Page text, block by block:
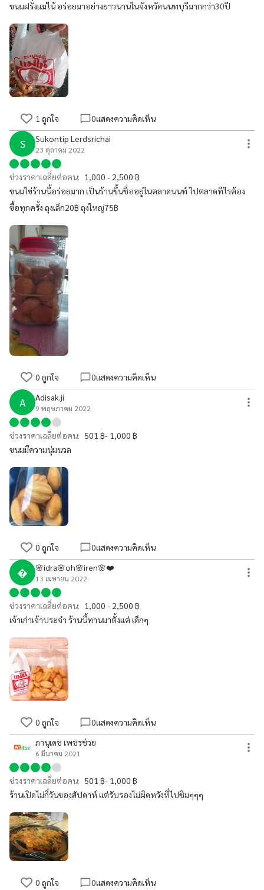
ขนมฝรั่งแม่ไน้ อร่อยมาอย่างยาวนานในจังหวัดนนทบุรีมากกว่า30ปี
1 ถูกใจ 0แสดงความคิดเห็น
S Sukontip Lerdsrichai
23 ตุลาคม 2022
ช่วงราคาเฉลี่ยต่อคน: 1,000 - 2,500 ฿
ขนมไข่ร้านนี้อร่อยมาก เป็นร้านขึ้นชื่ออยู่ในตลาดนนท์ ไปตลาดทีไรต้อง
ซื้อทุกครั้ง ถุงเล็ก20฿ ถุงใหญ่75฿
0 ถูกใจ 0แสดงความคิดเห็น
A Adisak.ji
9 พฤษภาคม 2022
ช่วงราคาเฉลี่ยต่อคน: 501 ฿- 1,000 ฿
ขนมมีความนุ่มนวล
0 ถูกใจ 0แสดงความคิดเห็น
 🌸idra🌸oh🌸iren🌸❤️
13 เมษายน 2022
ช่วงราคาเฉลี่ยต่อคน: 1,000 - 2,500 ฿
เจ้าเก่าเจ้าประจำ ร้านนี้ทานมาตั้งแต่ เด็กๆ
0 ถูกใจ 0แสดงความคิดเห็น
ภานุเดช เพชรช่วย
6 มีนาคม 2021
ช่วงราคาเฉลี่ยต่อคน: 501 ฿- 1,000 ฿
ร้านเปิดไม่กี่วันของสัปดาห์ แต่รับรองไม่ผิดหวังที่ไปชิมๆๆๆ
0 ถูกใจ 0แสดงความคิดเห็น